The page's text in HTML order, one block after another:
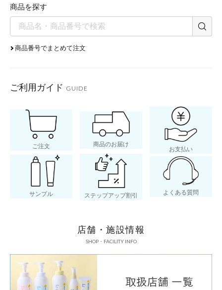
商品を探す
商品番号でまとめて注文
ご利用ガイド GUIDE
ご注文 商品のお届け
お支払い
サンプル ステップアップ割引 よくある質問
店舗・施設情報
SHOP・FACILITY INFO